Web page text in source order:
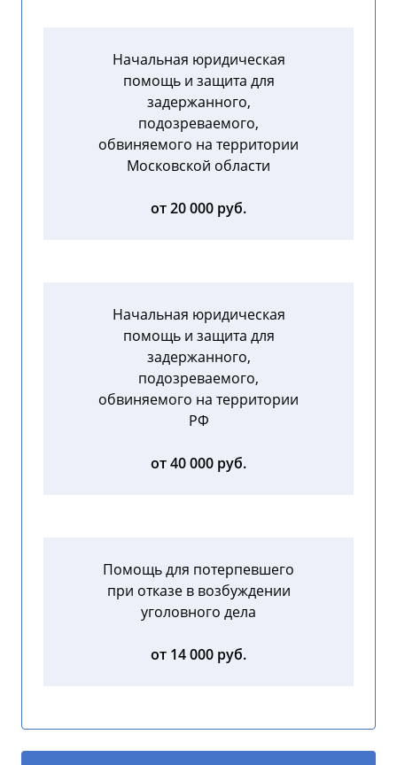
Начальная юридическая
помощь и защита для
задержанного,
подозреваемого,
обвиняемого на территории
Московской области
от 20 000 руб.
Начальная юридическая
помощь и защита для
задержанного,
подозреваемого,
обвиняемого на территории
РФ
от 40 000 руб.
Помощь для потерпевшего
при отказе в возбуждении
уголовного дела
от 14 000 руб.